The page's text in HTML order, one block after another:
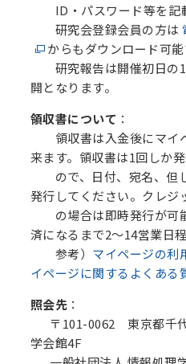
ID・パスワード等を記
研究会登録会員の方は
からもダウンロード可能
研究報告は開催初日の1
開となります。
領収書について ：
領収書は入金後にマイ
来ます。領収書は1回しか
ので、日付、宛名、但
発行してください。クレジ
の場合は即時発行が可
済になるまで2～14営業日
参考） マイページの利
イページに関するよくある
照会先 ：
〒101-0062 東京都千
学会館4F